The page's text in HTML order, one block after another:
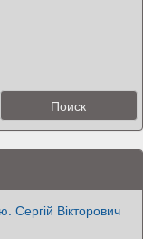
Сергій Вікторович